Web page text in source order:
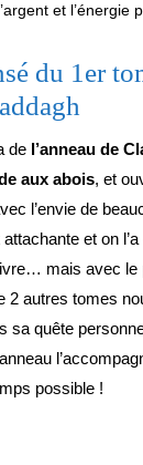
et l’énergie
du 1er
de l’anneau de
aux abois, et
l’envie de
et on
mais avec le
2 autres tomes
sa quête
possible !